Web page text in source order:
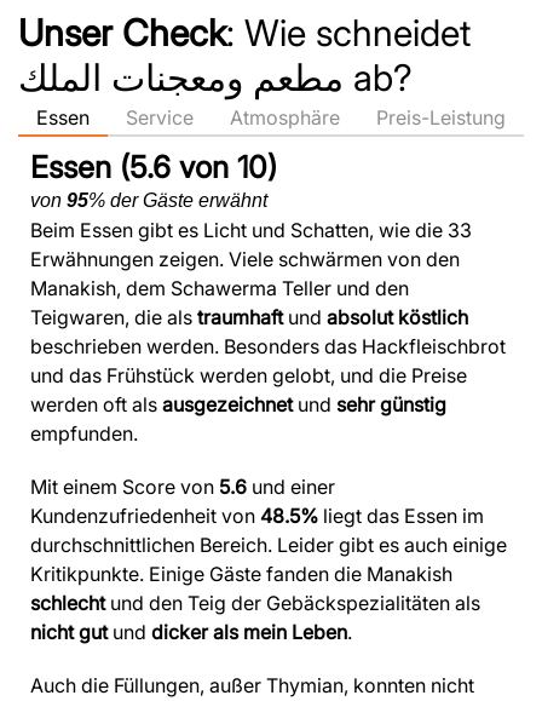
Unser Check: Wie schneidet
مطعم ومعجنات الملك ab?
Essen Service Atmosphäre Preis-Leistung
Essen (5.6 von 10)
von 95% der Gäste erwähnt
Beim Essen gibt es Licht und Schatten, wie die 33
Erwähnungen zeigen. Viele schwärmen von den
Manakish, dem Schawerma Teller und den
Teigwaren, die als traumhaftund absolut köstlich
beschrieben werden. Besonders das Hackfleischbrot
und das Frühstück werden gelobt, und die Preise
werden oft als ausgezeichnetund sehr günstig
empfunden.
Mit einem Score von 5.6 und einer
Kundenzufriedenheit von 48.5% liegt das Essen im
durchschnittlichen Bereich. Leider gibt es auch einige
Kritikpunkte. Einige Gäste fanden die Manakish
schlechtund den Teig der Gebäckspezialitäten als
nicht gutund dicker als mein Leben.
Auch die Füllungen, außer Thymian, konnten nicht